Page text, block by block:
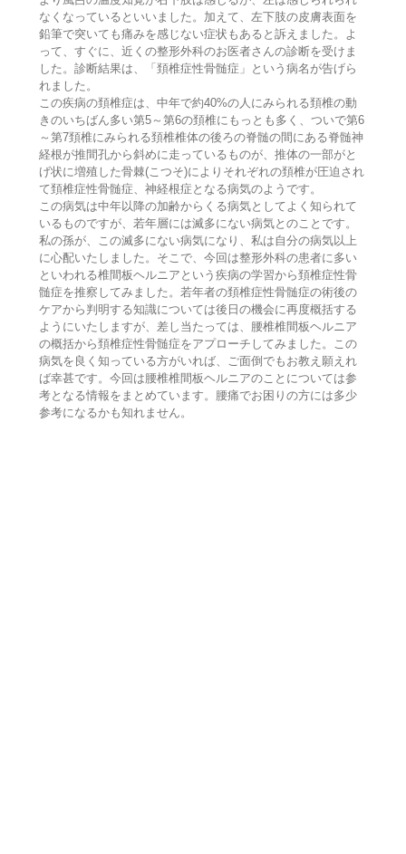
なくなっているといいました。加えて、左下肢の皮膚表面を
鉛筆で突いても痛みを感じない症状もあると訴えました。よ
って、すぐに、近くの整形外科のお医者さんの診断を受けま
した。診断結果は、「頚椎症性骨髄症」という病名が告げら
れました。
この疾病の頚椎症は、中年で約40%の人にみられる頚椎の動
きのいちばん多い第5～第6の頚椎にもっとも多く、ついで第6
～第7頚椎にみられる頚椎椎体の後ろの脊髄の間にある脊髄神
経根が推間孔から斜めに走っているものが、推体の一部がと
げ状に増殖した骨棘(こつそ)によりそれぞれの頚椎が圧迫され
て頚椎症性骨髄症、神経根症となる病気のようです。
この病気は中年以降の加齢からくる病気としてよく知られて
いるものですが、若年層には滅多にない病気とのことです。
私の孫が、この滅多にない病気になり、私は自分の病気以上
に心配いたしました。そこで、今回は整形外科の患者に多い
といわれる椎間板ヘルニアという疾病の学習から頚椎症性骨
髄症を推察してみました。若年者の頚椎症性骨髄症の術後の
ケアから判明する知識については後日の機会に再度概括する
ようにいたしますが、差し当たっては、腰椎椎間板ヘルニア
の概括から頚椎症性骨髄症をアプローチしてみました。この
病気を良く知っている方がいれば、ご面倒でもお教え願えれ
ば幸甚です。今回は腰椎椎間板ヘルニアのことについては参
考となる情報をまとめています。腰痛でお困りの方には多少
参考になるかも知れません。